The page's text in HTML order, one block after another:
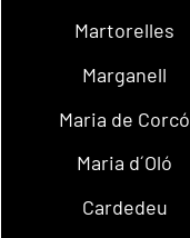
Martorelles
Marganell
Maria de Corcó
Maria d´Oló
Cardedeu